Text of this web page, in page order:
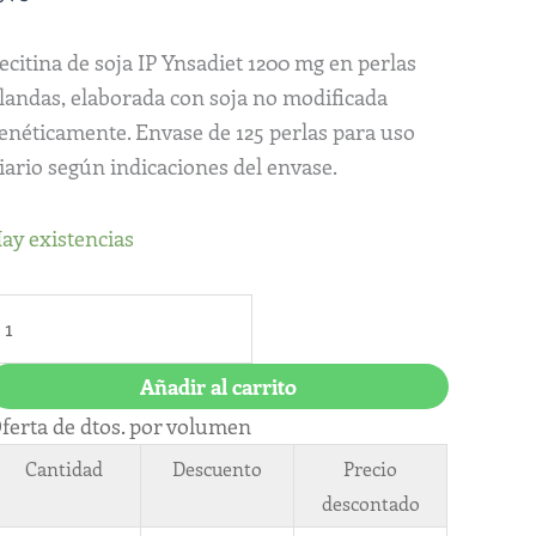
de soja IP Ynsadiet 1200 mg en perlas
elaborada con soja no modificada
Envase de 125 perlas para uso
según indicaciones del envase.
existencias
Añadir al carrito
de dtos. por volumen
Cantidad Descuento
Precio
descontado